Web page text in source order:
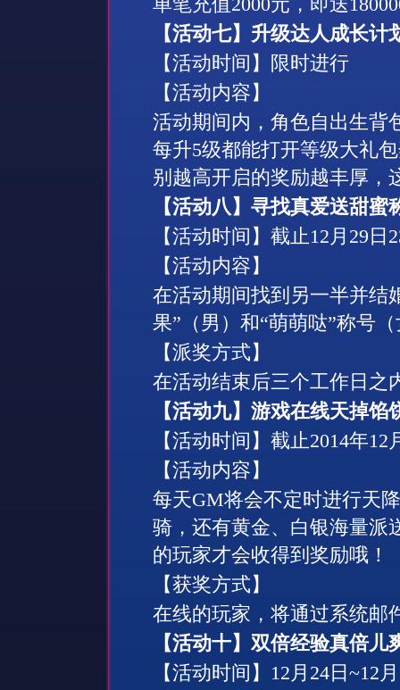
【活动七】升级达人成长计
【活动时间】限时进行
【活动内容】
活动期间内，角色自出生背
每升5级都能打开等级大礼
别越高开启的奖励越丰厚，
【活动八】寻找真爱送甜蜜
【活动时间】截止12月 29日
【活动内容】
在活动期间找到另一半并结
果”（男）和“萌萌哒”称号
【派奖方式】
在活动结束后三个工作日之
【活动九】游戏在线天掉馅
【活动时间】截止2014年12
【活动内容】
每天GM将会不定时进行天
骑，还有黄金、白银海量派
的玩家才会收得到奖励哦！
【获奖方式】
在线的玩家，将通过系统邮
【活动十】双倍经验真倍儿
【活动时间】 12月 24日~12月